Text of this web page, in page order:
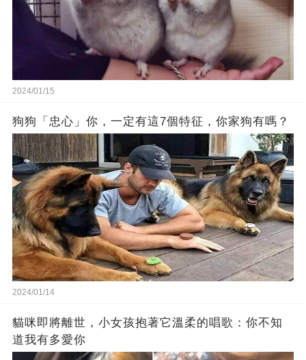
2024/01/15
狗狗「忠心」你，一定有這7個特征，你家狗有嗎？
2024/01/14
貓咪即將離世，小女孩抱著它溫柔的唱歌：你不知
道我有多愛你